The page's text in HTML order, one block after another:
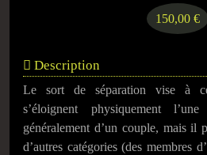
150,00 €
Description
Le sort de séparation vise à
s’éloignent physiquement
généralement d’un couple, mais il
d’autres catégories (des membres